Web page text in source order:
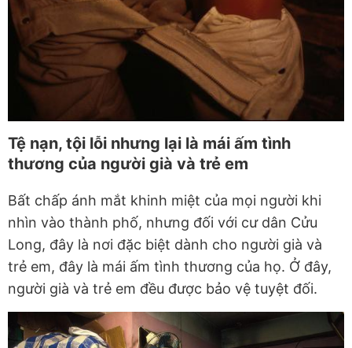
Tệ nạn, tội lỗi nhưng lại là mái ấm tình
thương của người già và trẻ em
Bất chấp ánh mắt khinh miệt của mọi người khi
nhìn vào thành phố, nhưng đối với cư dân Cửu
Long, đây là nơi đặc biệt dành cho người già và
trẻ em, đây là mái ấm tình thương của họ. Ở đây,
người già và trẻ em đều được bảo vệ tuyệt đối.